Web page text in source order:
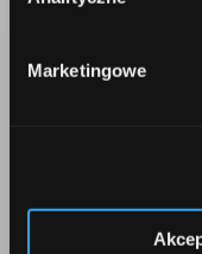
Marketingowe
Comperia.pl S.A.
ul. Konstruktorska